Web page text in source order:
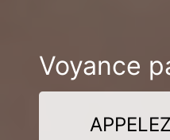
Voyance